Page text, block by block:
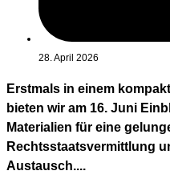
28. April 2026
Erstmals in einem
bieten wir am 16. Juni
Materialien für eine
Rechtsstaatsvermittlung
Austausch....